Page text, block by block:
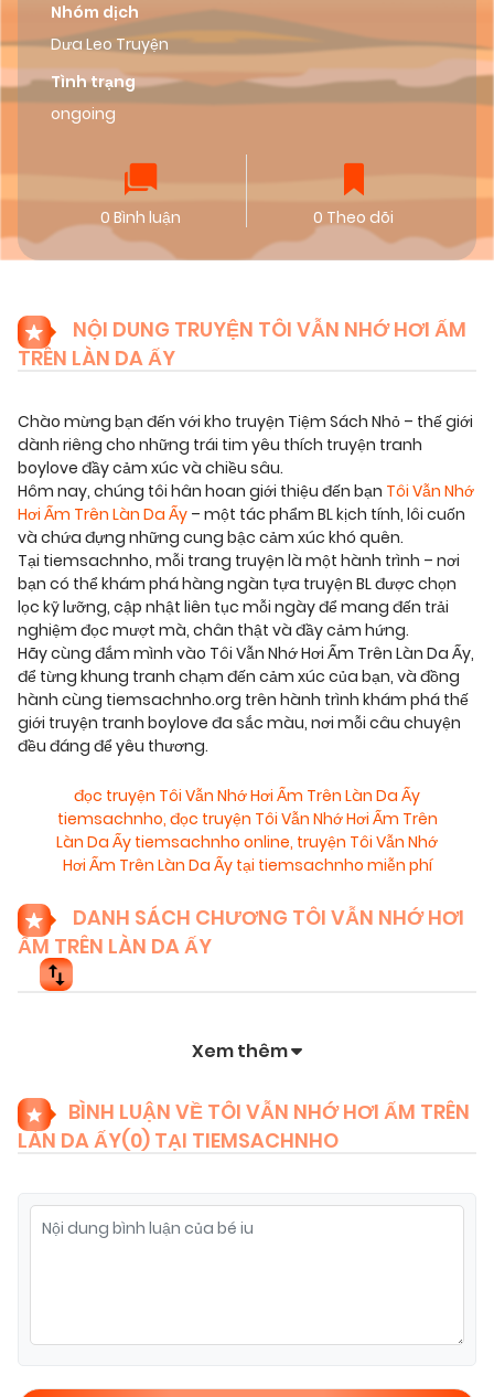
Nhóm dịch
Dưa Leo Truyện
Tình trạng
ongoing
0 Bình luận 0 Theo dõi
NỘI DUNG TRUYỆN TÔI VẪN NHỚ HƠI ẤM
TRÊN LÀN DA ẤY
Chào mừng bạn đến với kho truyện Tiệm Sách Nhỏ – thế giới
dành riêng cho những trái tim yêu thích truyện tranh
boylove đầy cảm xúc và chiều sâu.
Hôm nay, chúng tôi hân hoan giới thiệu đến bạn Tôi Vẫn Nhớ
Hơi Ấm Trên Làn Da Ấy – một tác phẩm BL kịch tính, lôi cuốn
và chứa đựng những cung bậc cảm xúc khó quên.
Tại tiemsachnho, mỗi trang truyện là một hành trình – nơi
bạn có thể khám phá hàng ngàn tựa truyện BL được chọn
lọc kỹ lưỡng, cập nhật liên tục mỗi ngày để mang đến trải
nghiệm đọc mượt mà, chân thật và đầy cảm hứng.
Hãy cùng đắm mình vào Tôi Vẫn Nhớ Hơi Ấm Trên Làn Da Ấy,
để từng khung tranh chạm đến cảm xúc của bạn, và đồng
hành cùng tiemsachnho.org trên hành trình khám phá thế
giới truyện tranh boylove đa sắc màu, nơi mỗi câu chuyện
đều đáng để yêu thương.
đọc truyện Tôi Vẫn Nhớ Hơi Ấm Trên Làn Da Ấy
tiemsachnho, đọc truyện Tôi Vẫn Nhớ Hơi Ấm Trên
Làn Da Ấy tiemsachnho online, truyện Tôi Vẫn Nhớ
Hơi Ấm Trên Làn Da Ấy tại tiemsachnho miễn phí
DANH SÁCH CHƯƠNG TÔI VẪN NHỚ HƠI
ẤM TRÊN LÀN DA ẤY
Xem thêm
BÌNH LUẬN VỀ TÔI VẪN NHỚ HƠI ẤM TRÊN
LÀN DA ẤY(0) TẠI TIEMSACHNHO